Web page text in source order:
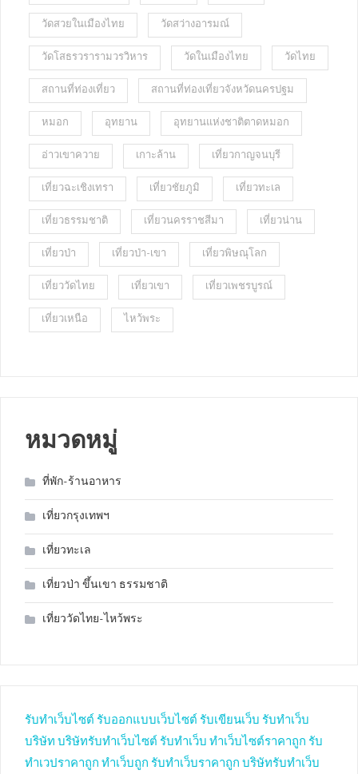
วัดสวยในเมืองไทย วัดสว่างอารมณ์
วัดโสธรวรารามวรวิหาร วัดในเมืองไทย วัดไทย
สถานที่ท่องเที่ยว สถานที่ท่องเที่ยวจังหวัดนครปฐม
หมอก อุทยาน อุทยานแห่งชาติตาดหมอก
อ่าวเขาควาย เกาะล้าน เที่ยวกาญจนบุรี
เที่ยวฉะเชิงเทรา เที่ยวชัยภูมิ เที่ยวทะเล
เที่ยวธรรมชาติ เที่ยวนครราชสีมา เที่ยวน่าน
เที่ยวป่า เที่ยวป่า-เขา เที่ยวพิษณุโลก
เที่ยววัดไทย เที่ยวเขา เที่ยวเพชรบูรณ์
เที่ยวเหนือ ไหว้พระ
หมวดหมู่
ที่พัก-ร้านอาหาร
เที่ยวกรุงเทพฯ
เที่ยวทะเล
เที่ยวป่า ขึ้นเขา ธรรมชาติ
เที่ยววัดไทย-ไหว้พระ
รับทำเว็บไซต์ รับออกแบบเว็บไซต์ รับเขียนเว็บ รับทำเว็บ
บริษัท บริษัทรับทำเว็บไซต์ รับทำเว็บ ทำเว็บไซต์ราคาถูก รับ
ทำเวปราคาถูก ทำเว็บถูก รับทำเว็บราคาถูก บริษัทรับทำเว็บ